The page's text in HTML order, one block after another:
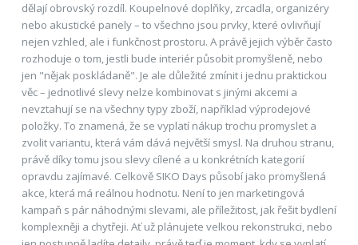
dělají obrovský rozdíl. Koupelnové doplňky, zrcadla, organizéry
nebo akustické panely – to všechno jsou prvky, které ovlivňují
nejen vzhled, ale i funkčnost prostoru. A právě jejich výběr často
rozhoduje o tom, jestli bude interiér působit promyšleně, nebo
jen "nějak poskládaně". Je ale důležité zmínit i jednu praktickou
věc – jednotlivé slevy nelze kombinovat s jinými akcemi a
nevztahují se na všechny typy zboží, například výprodejové
položky. To znamená, že se vyplatí nákup trochu promyslet a
zvolit variantu, která vám dává největší smysl. Na druhou stranu,
právě díky tomu jsou slevy cílené a u konkrétních kategorií
opravdu zajímavé. Celkově SIKO Days působí jako promyšlená
akce, která má reálnou hodnotu. Není to jen marketingová
kampaň s pár náhodnými slevami, ale příležitost, jak řešit bydlení
komplexněji a chytřeji. Ať už plánujete velkou rekonstrukci, nebo